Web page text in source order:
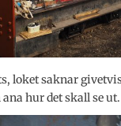
loket saknar
hur det skall se ut.